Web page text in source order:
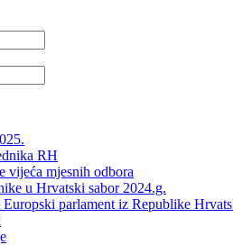
RH
vijeća mjesnih odbora
u Hrvatski sabor 2024.g.
parlament iz Republike